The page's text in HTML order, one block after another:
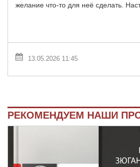
желание что-то для неё сделать.
13.05.2026 11:45
РЕКОМЕНДУЕМ НАШИ